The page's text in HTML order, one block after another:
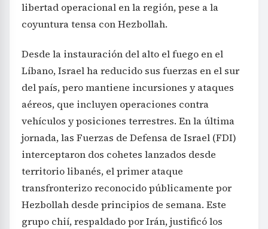
libertad operacional en la región, pese a la
coyuntura tensa con Hezbollah.
Desde la instauración del alto el fuego en el
Líbano, Israel ha reducido sus fuerzas en el sur
del país, pero mantiene incursiones y ataques
aéreos, que incluyen operaciones contra
vehículos y posiciones terrestres. En la última
jornada, las Fuerzas de Defensa de Israel (FDI)
interceptaron dos cohetes lanzados desde
territorio libanés, el primer ataque
transfronterizo reconocido públicamente por
Hezbollah desde principios de semana. Este
grupo chií, respaldado por Irán, justificó los